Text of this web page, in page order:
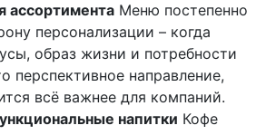
ассортимента Меню постепенно
персонализации – когда
образ жизни и потребности
перспективное направление,
всё важнее для компаний.
напитки Кофе